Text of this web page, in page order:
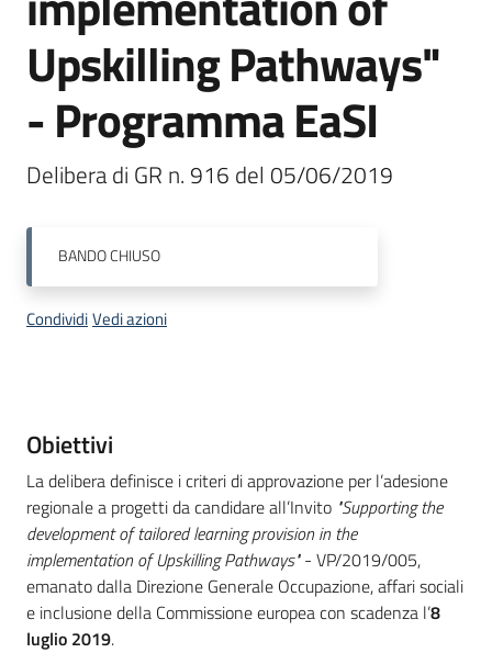
europeo
Plus
su
Upskilling Pathways"
- Programma EaSI
Delibera di GR n. 916 del 05/06/2019
BANDOCHIUSO
CondividiVedi azioni
Descrizione
Obiettivi
La delibera definisce i criteri di approvazione per l’adesione
regionale a progetti da candidare all’Invito "Supporting the
development of tailored learning provision in the
implementation of Upskilling Pathways"- VP/2019/005,
emanato dalla Direzione Generale Occupazione, affari sociali
e inclusione della Commissione europea con scadenza l’8
luglio 2019.